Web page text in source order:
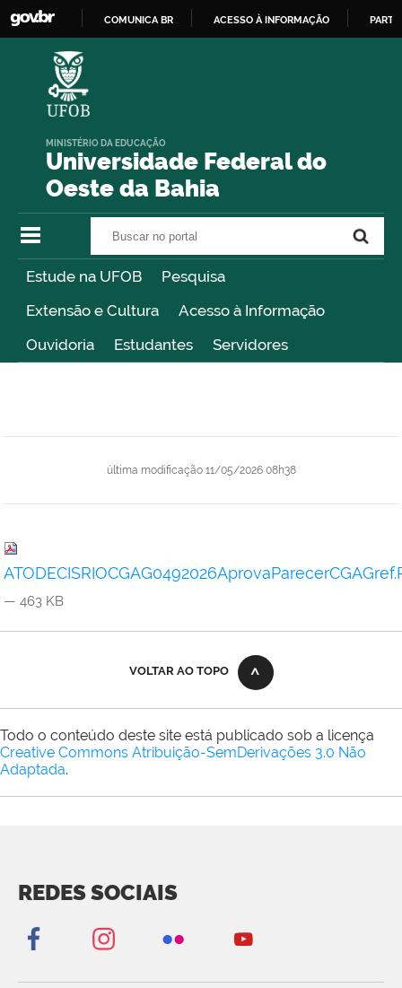
COMUNICA BR ACESSO À INFORMAÇÃO
Universidade Federal do
Oeste da Bahia
MINISTÉRIO DA EDUCAÇÃO
Estude na UFOB
Pesquisa
Extensão e Cultura
Acesso à Informação
Ouvidoria
Estudantes Servidores
última modificação11/05/2026 08h38
— 463 KB
VOLTAR AO TOPO
Todo o conteúdo deste site está publicado sob a licença
Creative Commons Atribuição-SemDerivações 3.0 Não
Adaptada.
REDES SOCIAIS